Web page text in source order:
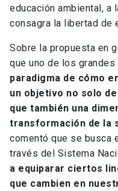
educación ambiental, a
consagra la libertad de
Sobre la propuesta en
que uno de los
paradigma de cómo
un objetivo no solo
que también una
transformación de la
comentó que se busca
través del Sistema
a equiparar ciertos
que cambien en